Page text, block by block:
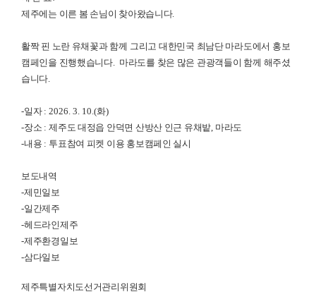
제주에는 이른 봄 손님이 찾아왔습니다.
활짝 핀 노란 유채꽃과 함께 그리고 대한민국 최남단 마라도에서 홍보
캠페인을 진행했습니다. 마라도를 찾은 많은 관광객들이 함께 해주셨
습니다
-일자 : 2026. 3. 10.(화)
-장소 :제주도 대정읍 안덕면 산방산 인근 유채밭 마라도
-내용 : 투표참여 피켓 이용 홍보캠페인 실시
보도내역
-제민일보
-일간제주
-헤드라인제주
-제주환경일보
-삼다일보
제주특별자치도선거관리위원회